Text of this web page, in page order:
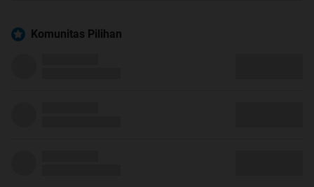
Komunitas Pilihan